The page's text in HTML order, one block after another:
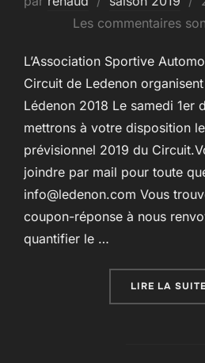
Les commentaires
L’Association Sportive
Circuit de Ledenon
Lédenon 2018 Le samedi 1er
mettrons à votre disposition
prévisionnel 2019 du
joindre par mail pour toute
info@ledenon.com Vous
coupon-réponse à nous
quantifier le …
LIRE LA